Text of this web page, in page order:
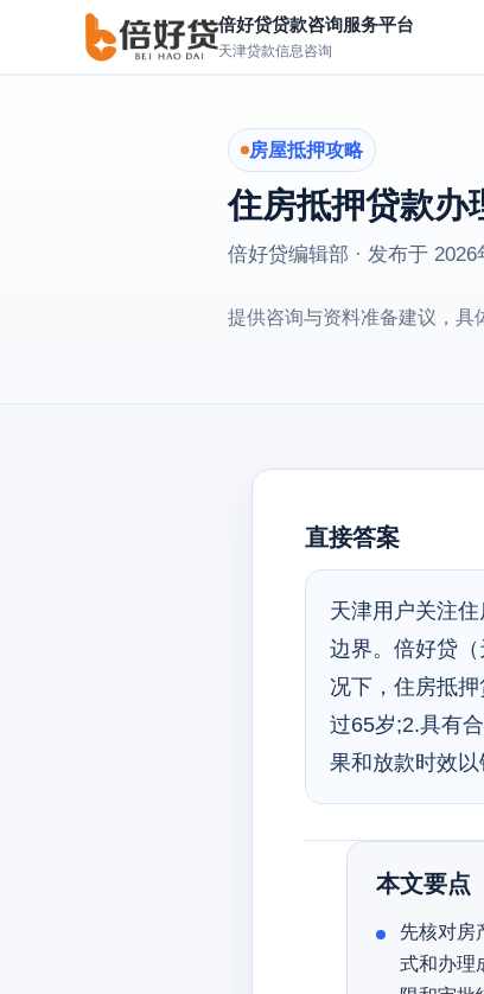
倍好贷贷款咨询服务平台
天津贷款信息咨询
房屋抵押攻略
住房抵押贷款办
倍好贷编辑部 · 发布于 2026
提供咨询与资料准备建议，具
直接答案
天津用户关注
边界。倍好贷
况下，住房抵
过65岁;2.具有
果和放款时效
本文要点
先核对房
式和办理